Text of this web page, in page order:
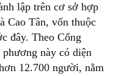
lập trên cơ sở hợp
Cao Tân, vốn thuộc
đây. Theo Cổng
này có diện
12.700 người, nằm